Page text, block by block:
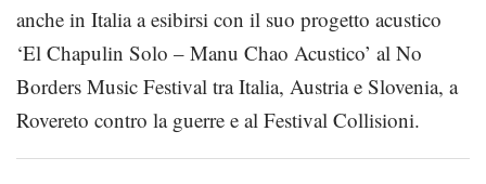
anche in Italia a esibirsi con il suo progetto acustico
‘El Chapulin Solo – Manu Chao Acustico’ al No
Borders Music Festival tra Italia, Austria e Slovenia, a
Rovereto contro la guerre e al Festival Collisioni.